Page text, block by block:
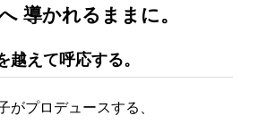
導かれるままに。
越えて呼応する。
がプロデュースする、